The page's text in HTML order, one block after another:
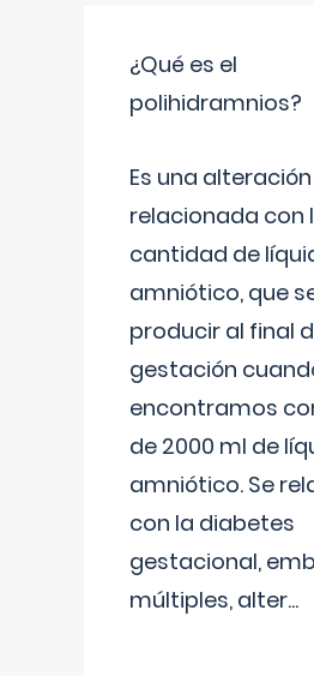
¿Qué es el
polihidramnios?
Es una alteración
relacionada con
cantidad de
amniótico, que
producir al final
gestación
encontramos
de 2000 ml de
amniótico. Se
con la diabetes
gestacional,
múltiples, alter...